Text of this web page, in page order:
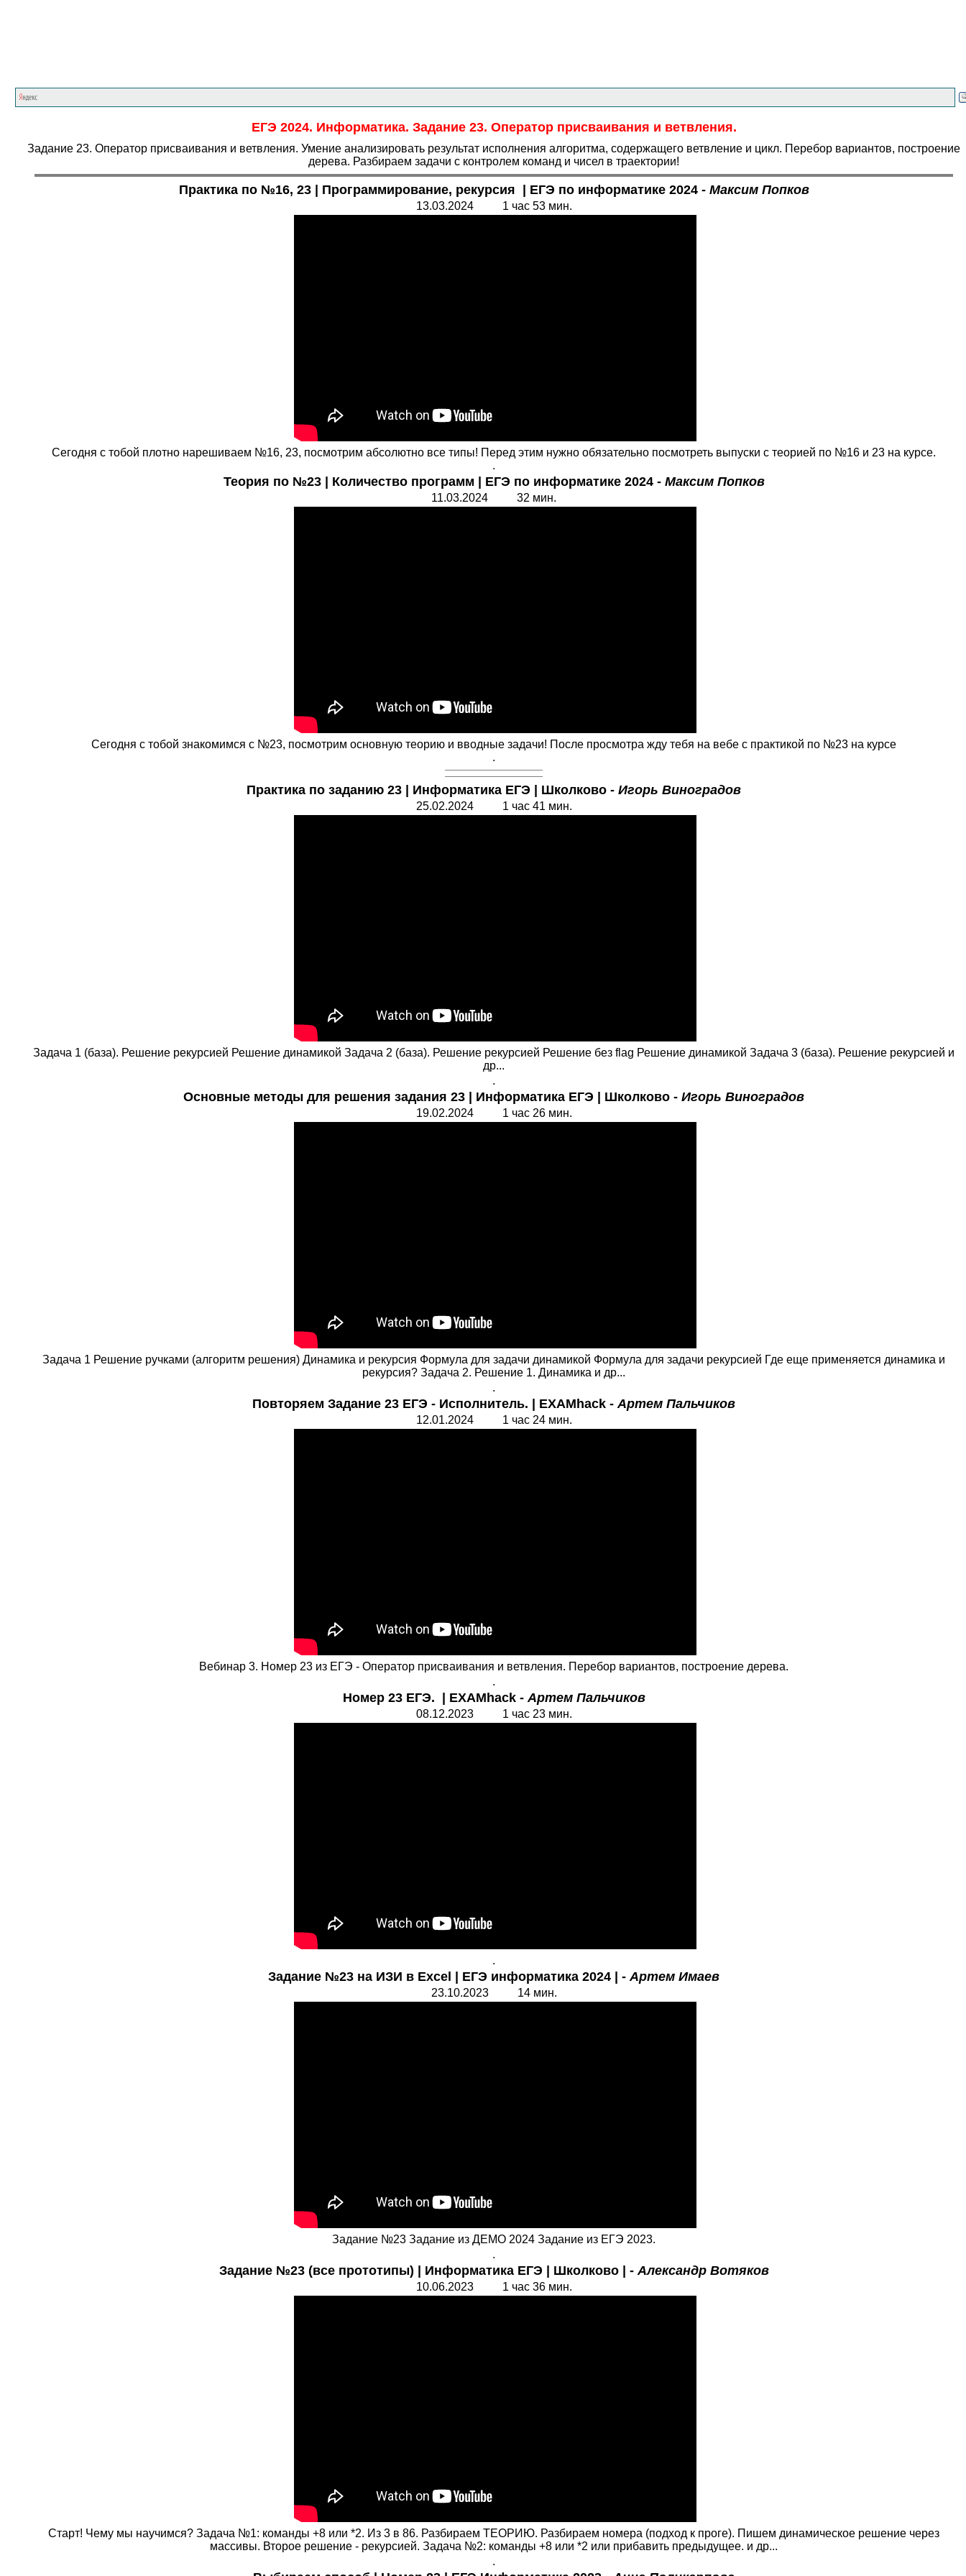
ЕГЭ 2024. Информатика. Задание 23. Оператор присваивания и ветвления.
Задание 23. Оператор присваивания и ветвления. Умение анализировать результат исполнения алгоритма, содержащего ветвление и цикл. Перебор вариантов, построение
дерева. Разбираем задачи с контролем команд и чисел в траектории!
Практика по №16, 23 | Программирование, рекурсия | ЕГЭ по информатике 2024 - Максим Попков
13.03.2024 1 час 53 мин.
Сегодня с тобой плотно нарешиваем №16, 23, посмотрим абсолютно все типы! Перед этим нужно обязательно посмотреть выпуски с теорией по №16 и 23 на курсе.
.
Теория по №23 | Количество программ | ЕГЭ по информатике 2024 - Максим Попков
11.03.2024 32 мин.
Сегодня с тобой знакомимся с №23, посмотрим основную теорию и вводные задачи! После просмотра жду тебя на вебе с практикой по №23 на курсе
.
Практика по заданию 23 | Информатика ЕГЭ | Школково - Игорь Виноградов
25.02.2024 1 час 41 мин.
Задача 1 (база). Решение рекурсией Решение динамикой Задача 2 (база). Решение рекурсией Решение без flag Решение динамикой Задача 3 (база). Решение рекурсией и
др...
.
Основные методы для решения задания 23 | Информатика ЕГЭ | Школково - Игорь Виноградов
19.02.2024 1 час 26 мин.
Задача 1 Решение ручками (алгоритм решения) Динамика и рекурсия Формула для задачи динамикой Формула для задачи рекурсией Где еще применяется динамика и
рекурсия? Задача 2. Решение 1. Динамика и др...
.
Повторяем Задание 23 ЕГЭ - Исполнитель. | EXAMhack -Артем Пальчиков
12.01.2024 1 час 24 мин.
Вебинар 3. Номер 23 из ЕГЭ - Оператор присваивания и ветвления. Перебор вариантов, построение дерева.
.
Номер 23 ЕГЭ. | EXAMhack -Артем Пальчиков
08.12.2023 1 час 23 мин.
.
Задание №23 на ИЗИ в Excel | ЕГЭ информатика 2024 | -Артем Имаев
23.10.2023 14 мин.
Задание №23 Задание из ДЕМО 2024 Задание из ЕГЭ 2023.
.
Задание №23 (все прототипы) | Информатика ЕГЭ | Школково | -Александр Вотяков
10.06.2023 1 час 36 мин.
Старт! Чему мы научимся? Задача №1: команды +8 или *2. Из 3 в 86. Разбираем ТЕОРИЮ. Разбираем номера (подход к проге). Пишем динамическое решение через
массивы. Второе решение - рекурсией. Задача №2: команды +8 или *2 или прибавить предыдущее. и др...
.